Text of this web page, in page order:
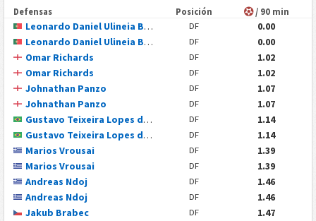
Defensas Posición / 90 min
Leonardo Daniel Ulineia Buta DF
0.00
Leonardo Daniel Ulineia Buta
DF
0.00
Omar Richards
DF
1.02
Omar Richards
DF
1.02
Johnathan Panzo
DF
1.07
Johnathan Panzo
DF
1.07
Gustavo Teixeira Lopes da Conceição
DF
1.14
Gustavo Teixeira Lopes da Conceição
DF
1.14
Marios Vrousai
DF
1.39
Marios Vrousai
DF
1.39
Andreas Ndoj
DF
1.46
Andreas Ndoj
DF
1.46
Jakub Brabec
DF
1.47